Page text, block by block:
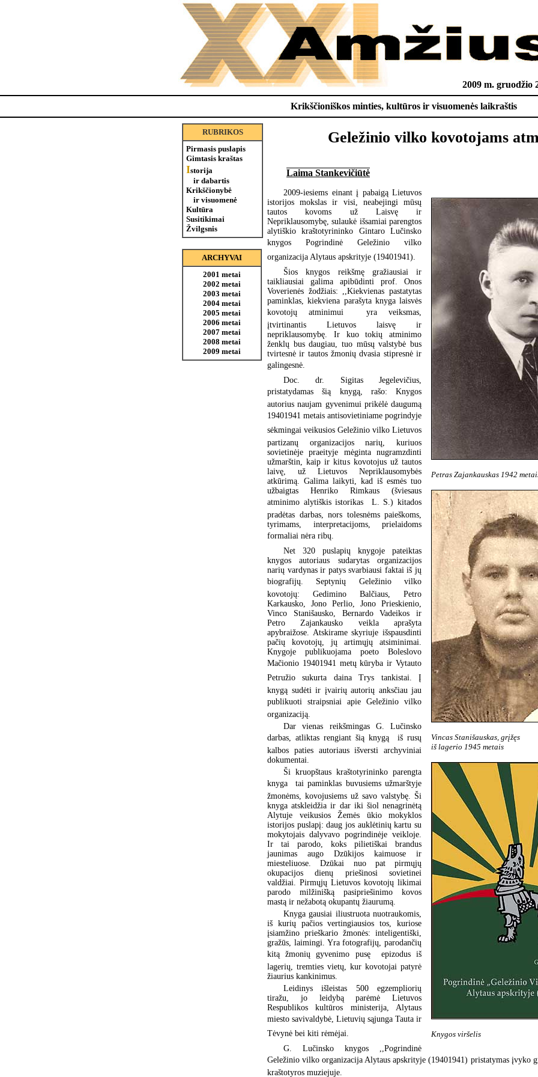
2009 m. gruodžio
Krikščioniškos minties, kultūros ir visuomenės laikraštis
RUBRIKOS
Pirmasis puslapis
Gimtasis kraštas
Istorija
ir dabartis
Krikščionybė
ir visuomenė
Kultūra
Susitikimai
Žvilgsnis
ARCHYVAI
2001 metai
2002 metai
2003 metai
2004 metai
2005 metai
2006 metai
2007 metai
2008 metai
2009 metai
Geležinio vilko kovotojams
Laima Stankevičiūtė
Petras Zajankauskas 1942
Vincas Stanišauskas, grįžęs
iš lagerio 1945 metais
Knygos viršelis
2009-iesiems einant į pabaigą Lietuvos
istorijos mokslas ir visi, neabejingi mūsų
tautos kovoms už Laisvę ir
Nepriklausomybę, sulaukė išsamiai parengtos
alytiškio kraštotyrininko Gintaro Lučinsko
knygos Pogrindinė Geležinio vilko
organizacija Alytaus apskrityje (19401941).
Šios knygos reikšmę gražiausiai ir
taikliausiai galima apibūdinti prof. Onos
Voverienės žodžiais: ,,Kiekvienas pastatytas
paminklas, kiekviena parašyta knyga laisvės
kovotojų atminimui  yra veiksmas,
įtvirtinantis Lietuvos laisvę ir
nepriklausomybę. Ir kuo tokių atminimo
ženklų bus daugiau, tuo mūsų valstybė bus
tvirtesnė ir tautos žmonių dvasia stipresnė ir
galingesnė.
Doc. dr. Sigitas Jegelevičius,
pristatydamas šią knygą, rašo: Knygos
autorius naujam gyvenimui prikėlė daugumą
19401941 metais antisovietiniame pogrindyje
sėkmingai veikusios Geležinio vilko Lietuvos
partizanų organizacijos narių, kuriuos
sovietinėje praeityje mėginta nugramzdinti
užmarštin, kaip ir kitus kovotojus už tautos
laivę, už Lietuvos Nepriklausomybės
atkūrimą. Galima laikyti, kad iš esmės tuo
užbaigtas Henriko Rimkaus (šviesaus
atminimo alytiškis istorikas  L. S.) kitados
pradėtas darbas, nors tolesnėms paieškoms,
tyrimams, interpretacijoms, prielaidoms
formaliai nėra ribų.
Net 320 puslapių knygoje pateiktas
knygos autoriaus sudarytas organizacijos
narių vardynas ir patys svarbiausi faktai iš jų
biografijų. Septynių Geležinio vilko
kovotojų: Gedimino Balčiaus, Petro
Karkausko, Jono Perlio, Jono Prieskienio,
Vinco Stanišausko, Bernardo Vadeikos ir
Petro Zajankausko veikla aprašyta
apybraižose. Atskirame skyriuje išspausdinti
pačių kovotojų, jų artimųjų atsiminimai.
Knygoje publikuojama poeto Boleslovo
Mačionio 19401941 metų kūryba ir Vytauto
Petružio sukurta daina Trys tankistai. Į
knygą sudėti ir įvairių autorių anksčiau jau
publikuoti straipsniai apie Geležinio vilko
organizaciją.
Dar vienas reikšmingas G. Lučinsko
darbas, atliktas rengiant šią knygą  iš rusų
kalbos paties autoriaus išversti archyviniai
dokumentai.
Ši kruopštaus kraštotyrininko parengta
knyga  tai paminklas buvusiems užmarštyje
žmonėms, kovojusiems už savo valstybę. Ši
knyga atskleidžia ir dar iki šiol nenagrinėtą
Alytuje veikusios Žemės ūkio mokyklos
istorijos puslapį: daug jos auklėtinių kartu su
mokytojais dalyvavo pogrindinėje veikloje.
Ir tai parodo, koks pilietiškai brandus
jaunimas augo Dzūkijos kaimuose ir
miesteliuose. Dzūkai nuo pat pirmųjų
okupacijos dienų priešinosi sovietinei
valdžiai. Pirmųjų Lietuvos kovotojų likimai
parodo milžinišką pasipriešinimo kovos
mastą ir nežabotą okupantų žiaurumą.
Knyga gausiai iliustruota nuotraukomis,
iš kurių pačios vertingiausios tos, kuriose
įsiamžino prieškario žmonės: inteligentiški,
gražūs, laimingi. Yra fotografijų, parodančių
kitą žmonių gyvenimo pusę  epizodus iš
lagerių, tremties vietų, kur kovotojai patyrė
žiaurius kankinimus.
Leidinys išleistas 500 egzempliorių
tiražu, jo leidybą parėmė Lietuvos
Respublikos kultūros ministerija, Alytaus
miesto savivaldybė, Lietuvių sąjunga Tauta ir
Tėvynė bei kiti rėmėjai.
G. Lučinsko knygos ,,Pogrindinė
Geležinio vilko organizacija Alytaus apskrityje (19401941) pristatymas įvyko
kraštotyros muziejuje.